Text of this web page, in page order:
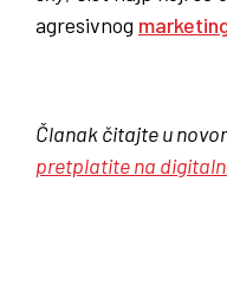
agresivnog
Članak čitajte u
pretplatite na